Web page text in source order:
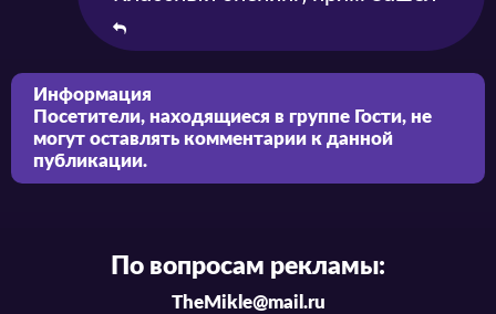
Информация
Посетители, находящиеся в группе Гости, не
могут оставлять комментарии к данной
публикации.
По вопросам рекламы:
TheMikle@mail.ru